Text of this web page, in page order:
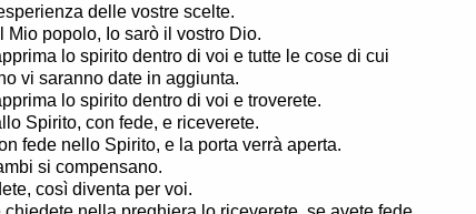
delle vostre scelte.
Mio popolo, Io sarò il vostro Dio.
lo spirito dentro di voi e tutte le cose di cui
vi saranno date in aggiunta.
lo spirito dentro di voi e troverete.
Spirito, con fede, e riceverete.
fede nello Spirito, e la porta verrà aperta.
si compensano.
così diventa per voi.